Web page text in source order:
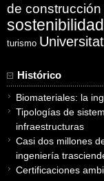
de construcción
sostenibilidad
turismo
Histórico
Biomateriales: la
Tipologías de
infraestructuras
Casi dos millones
ingeniería
Certificaciones